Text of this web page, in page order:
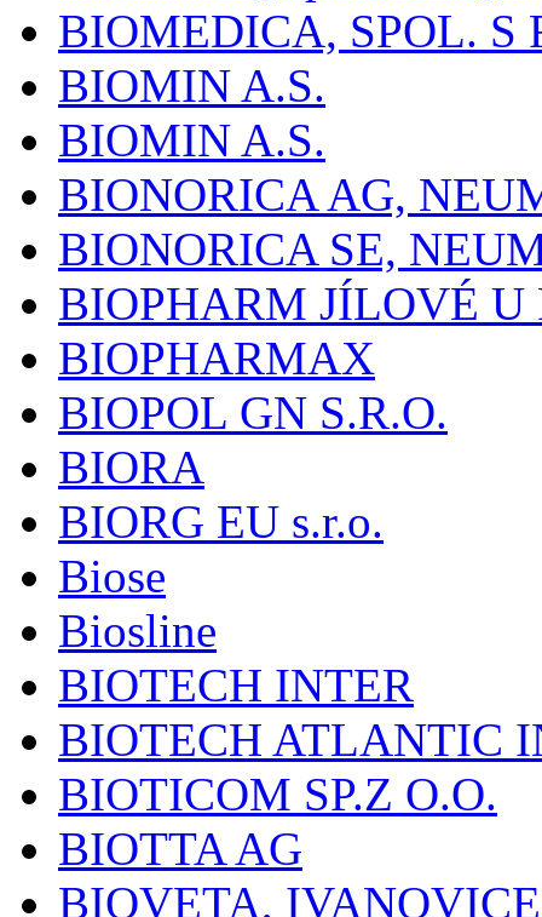
BIOMEDICA, SPOL. S
BIOMIN A.S.
BIOMIN A.S.
BIONORICA AG,
BIONORICA SE,
BIOPHARM JÍLOVÉ U
BIOPHARMAX
BIOPOL GN S.R.O.
BIORA
BIORG EU s.r.o.
Biose
Biosline
BIOTECH INTER
BIOTECH ATLANTIC
BIOTICOM SP.Z O.O.
BIOTTA AG
BIOVETA,